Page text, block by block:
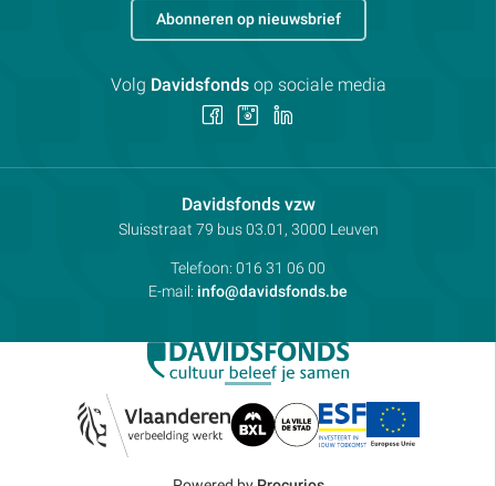
Davidsfonds vzwContactpersoon:
Adres:
Sluisstraat 79 bus 03.01, 3000 Leuven
Telefoon: 016 31 06 00
E-mail: info@davidsfonds.be
Abonneren op nieuwsbrief
Volg Davidsfondsop sociale media
Volg Volg